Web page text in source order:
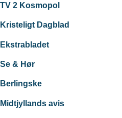
TV 2 Kosmopol
Kristeligt Dagblad
Ekstrabladet
Se & Hør
Berlingske
Midtjyllands avis